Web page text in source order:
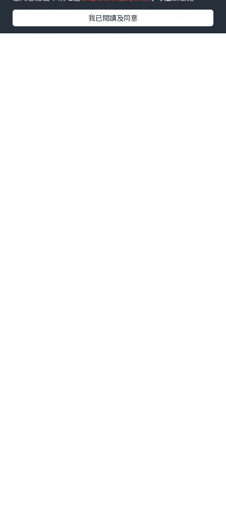
呢款最新型號不單配以更高層次的音質~
最正係有混合式主動降噪功能,
我已閱讀及同意